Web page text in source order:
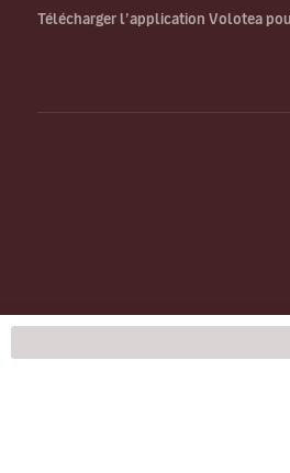
Télécharger l’application Volotea